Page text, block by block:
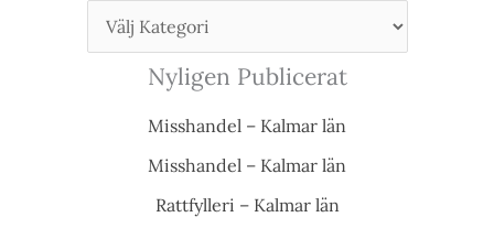
Nyligen Publicerat
Misshandel – Kalmar län
Misshandel – Kalmar län
Rattfylleri – Kalmar län